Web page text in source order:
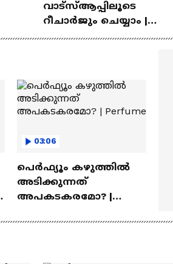
വാട്‌സ്‌ആപ്പിലൂടെ
റീചാർജും ചെയ്യാം |
03:06
പെർഫ്യൂം കഴുത്തിൽ
അടിക്കുന്നത്
അപകടകരമോ? |